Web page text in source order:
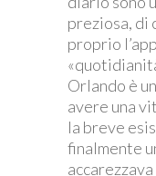
preziosa, di
proprio
Orlando è
avere una
la breve
finalmente
accarezzava